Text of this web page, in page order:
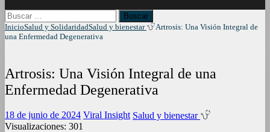
Buscar:
InicioSalud y SolidaridadSalud y bienestar
Artrosis: Una Visión Integral de
una Enfermedad Degenerativa
Artrosis: Una Visión Integral de una
Enfermedad Degenerativa
18 de junio de 2024 Viral Insight Salud y bienestar
Visualizaciones: 301